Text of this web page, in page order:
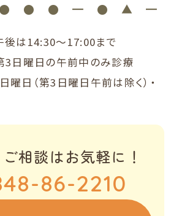
● ● ● ━ ● ▲ ━
後は14:30〜17:00まで
3日曜日の午前中のみ診療
曜日（第3日曜日午前は除く）・
相談はお気軽に！
86-2210